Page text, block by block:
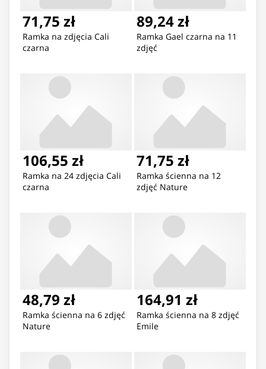
71,75 zł
Ramka na zdjęcia Cali
czarna
89,24 zł
Ramka Gael czarna na 11
zdjęć
106,55 zł
Ramka na 24 zdjęcia Cali
czarna
71,75 zł
Ramka ścienna na 12
zdjęć Nature
48,79 zł
Ramka ścienna na 6 zdjęć
Nature
164,91 zł
Ramka ścienna na 8 zdjęć
Emile